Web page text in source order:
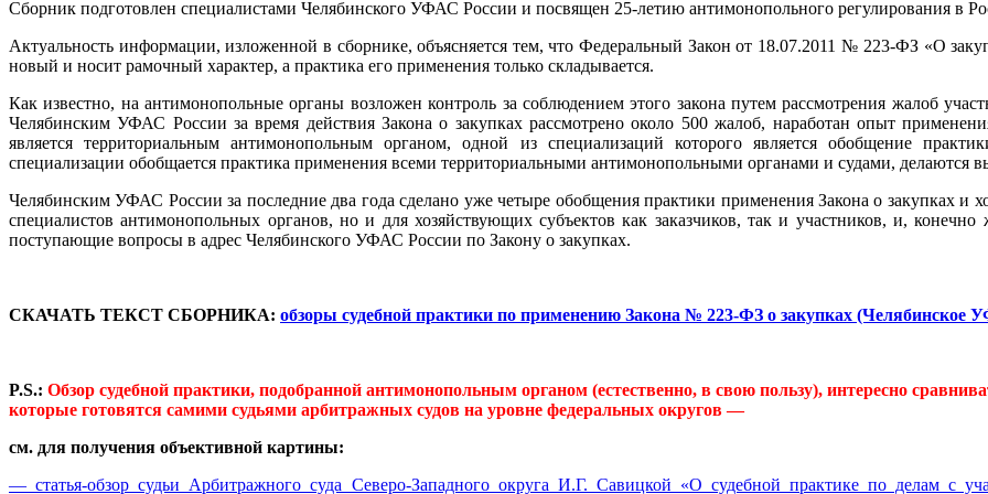
Сборник подготовлен специалистами Челябинского УФАС России и посвящен 25-летию антимонопольного регулирования в
Актуальность информации, изложенной в сборнике, объясняется тем, что Федеральный Закон от 18.07.2011 № 223-ФЗ «О
новый и носит рамочный характер, а практика его применения только складывается.
Как известно, на антимонопольные органы возложен контроль за соблюдением этого закона путем рассмотрения жалоб
Челябинским УФАС России за время действия Закона о закупках рассмотрено около 500 жалоб, наработан опыт
является территориальным антимонопольным органом, одной из специализаций которого является обобщение
специализации обобщается практика применения всеми территориальными антимонопольными органами и судами, делаются
Челябинским УФАС России за последние два года сделано уже четыре обобщения практики применения Закона о закупках и
специалистов антимонопольных органов, но и для хозяйствующих субъектов как заказчиков, так и участников, и,
поступающие вопросы в адрес Челябинского УФАС России по Закону о закупках.
СКАЧАТЬ ТЕКСТ СБОРНИКА: обзоры судебной практики по применению Закона № 223-ФЗ о закупках (Челябинское
P.S.: Обзор судебной практики, подобранной антимонопольным органом (естественно, в свою пользу), интересно
которые готовятся самими судьями арбитражных судов на уровне федеральных округов —
см. для получения объективной картины:
— статья-обзор судьи Арбитражного суда Северо-Западного округа И.Г. Савицкой «О судебной практике по делам с